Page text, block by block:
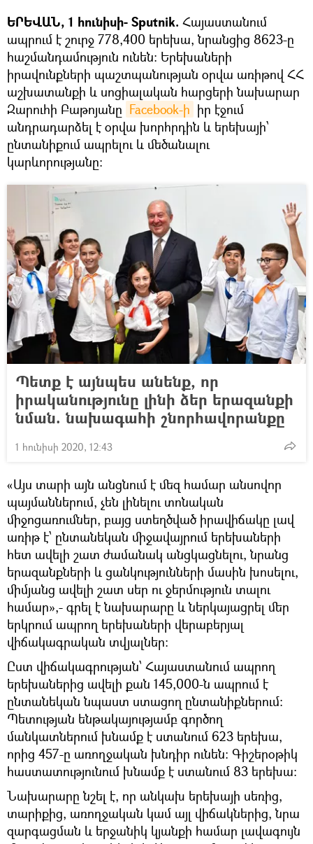
ԵՐԵՎԱՆ, 1 հունիսի- Sputnik. Հայաստանում
ապրում է շուրջ 778,400 երեխա, նրանցից 8623-ը
հաշմանդամություն ունեն։ Երեխաների
իրավունքների պաշտպանության օրվա առիթով ՀՀ
աշխատանքի և սոցիալական հարցերի նախարար
Զարուհի Բաթոյանը Facebook-ի իր էջում
անդրադարձել է օրվա խորհրդին և երեխայի՝
ընտանիքում ապրելու և մեծանալու
կարևորությանը։
Պետք է այնպես անենք, որ
իրականությունը լինի ձեր երազանքի
նման. նախագահի շնորհավորանքը
1 հունիսի 2020, 12:43
«Այս տարի այն անցնում է մեզ համար անսովոր
պայմաններում, չեն լինելու տոնական
միջոցառումներ, բայց ստեղծված իրավիճակը լավ
առիթ է՝ ընտանեկան միջավայրում երեխաների
հետ ավելի շատ ժամանակ անցկացնելու, նրանց
երազանքների և ցանկությունների մասին խոսելու,
միմյանց ավելի շատ սեր ու ջերմություն տալու
համար»,- գրել է նախարարը և ներկայացրել մեր
երկրում ապրող երեխաների վերաբերյալ
վիճակագրական տվյալներ։
Ըստ վիճակագրության՝ Հայաստանում ապրող
երեխաներից ավելի քան 145,000-ն ապրում է
ընտանեկան նպաստ ստացող ընտանիքներում։
Պետության ենթակայությամբ գործող
մանկատներում խնամք է ստանում 623 երեխա,
որից 457-ը առողջական խնդիր ունեն։ Գիշերօթիկ
հաստատությունում խնամք է ստանում 83 երեխա։
Նախարարը նշել է, որ անկախ երեխայի սեռից,
տարիքից, առողջական կամ այլ վիճակներից, նրա
զարգացման և երջանիկ կյանքի համար լավագույն